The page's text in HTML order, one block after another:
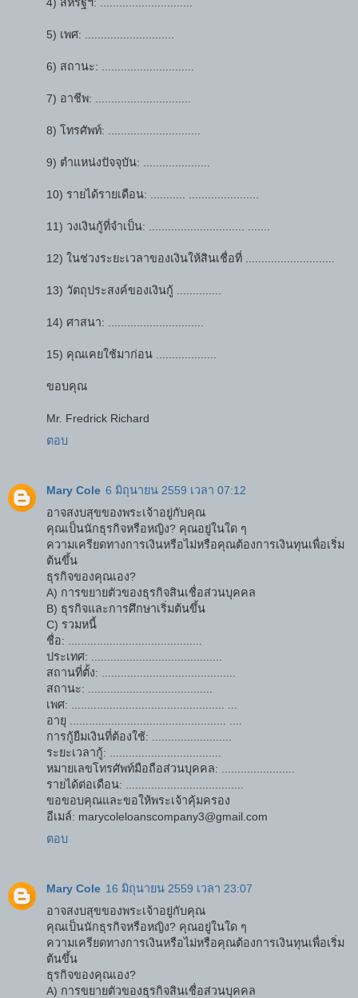
5) เพศ: ............................
6) สถานะ: .............................
7) อาชีพ: ..............................
8) โทรศัพท์: .............................
9) ตำแหน่งปัจจุบัน: .....................
10) รายได้รายเดือน: ........... ......................
11) วงเงินกู้ที่จำเป็น: .............................. .......
12) ในช่วงระยะเวลาของเงินให้สินเชื่อที่ ............................
13) วัตถุประสงค์ของเงินกู้ ..............
14) ศาสนา: ..............................
15) คุณเคยใช้มาก่อน ...................
ขอบคุณ
Mr. Fredrick Richard
ตอบ
Mary Cole 6 มิถุนายน 2559 เวลา 07:12
อาจสงบสุขของพระเจ้าอยู่กับคุณ
คุณเป็นนักธุรกิจหรือหญิง? คุณอยู่ในใด ๆ
ความเครียดทางการเงินหรือไม่หรือคุณต้องการเงินทุนเพื่อเริ่ม
ต้นขึ้น
ธุรกิจของคุณเอง?
A) การขยายตัวของธุรกิจสินเชื่อส่วนบุคคล
B) ธุรกิจและการศึกษาเริ่มต้นขึ้น
C) รวมหนี้
ชื่อ: ..........................................
ประเทศ: .........................................
สถานที่ตั้ง: ..........................................
สถานะ: .......................................
เพศ: ................................................ ...
อายุ ................................................. ....
การกู้ยืมเงินที่ต้องใช้: .........................
ระยะเวลากู้: ...................................
หมายเลขโทรศัพท์มือถือส่วนบุคคล: .......................
รายได้ต่อเดือน: .....................................
ขอขอบคุณและขอให้พระเจ้าคุ้มครอง
อีเมล์: marycoleloanscompany3@gmail.com
ตอบ
Mary Cole 16 มิถุนายน 2559 เวลา 23:07
อาจสงบสุขของพระเจ้าอยู่กับคุณ
คุณเป็นนักธุรกิจหรือหญิง? คุณอยู่ในใด ๆ
ความเครียดทางการเงินหรือไม่หรือคุณต้องการเงินทุนเพื่อเริ่ม
ต้นขึ้น
ธุรกิจของคุณเอง?
A) การขยายตัวของธุรกิจสินเชื่อส่วนบุคคล